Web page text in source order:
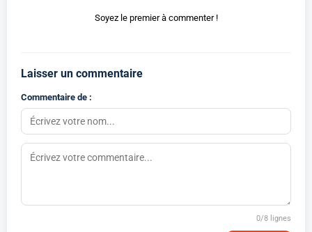
Soyez le premier à commenter !
Laisser un commentaire
Commentaire de :
0/8 lignes